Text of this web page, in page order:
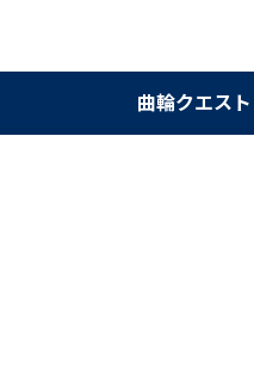
曲輪クエスト